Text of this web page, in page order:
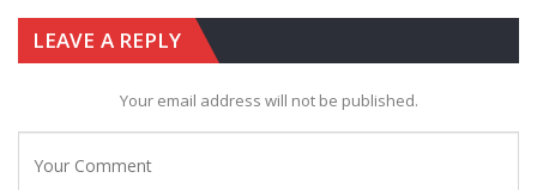
LEAVE A REPLY
Your email address will not be published.